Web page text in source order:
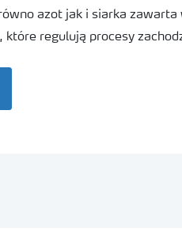
azot jak i siarka zawarta
regulują procesy